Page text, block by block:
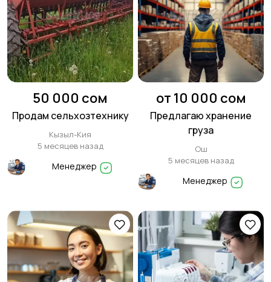
50 000 сом
Продам сельхозтехнику
Кызыл-Кия
5 месяцев назад
Менеджер
от 10 000 сом
Предлагаю хранение
груза
Ош
5 месяцев назад
Менеджер